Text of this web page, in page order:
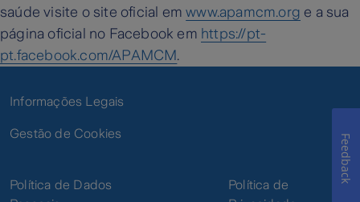
saúde visite o site oficial emwww.apamcm.org e a sua
página oficial no Facebook em https://pt-
pt.facebook.com/APAMCM.
Informações Legais
Gestão de Cookies
Política de Dados
Política de
Feedback